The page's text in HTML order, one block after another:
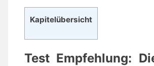
Kapitelübersicht
Test Empfehlung: